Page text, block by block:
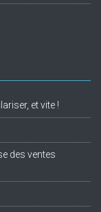
et vite !
des ventes